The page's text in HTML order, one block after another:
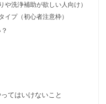
や洗浄補助が欲しい人向け）
イプ（初心者注意枠）
てはいけないこと